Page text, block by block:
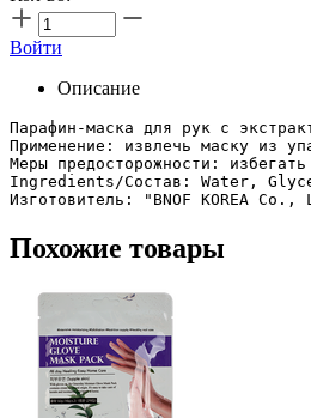
Войти
Описание
Парафин-маска для рук с
Применение: извлечь маску из
Меры предосторожности:
Ingredients/Состав: Water,
Изготовитель: "BNOF KOREA
Похожие товары